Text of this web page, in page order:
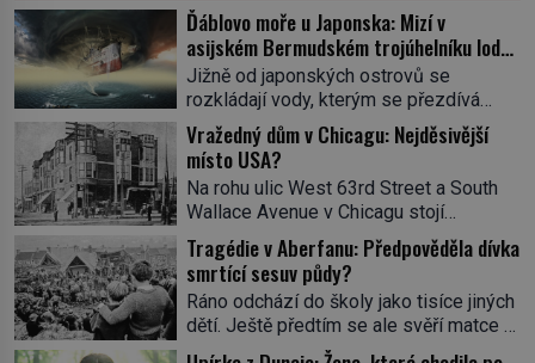
Ďáblovo moře u Japonska: Mizí v
asijském Bermudském trojúhelníku lodě
ve spárech neznámé síly?
Jižně od japonských ostrovů se
rozkládají vody, kterým se přezdívá
Ďáblovo moře. Vypráví se o lodích
mizejících beze stopy, podivných
světlech, zrádných proudech i mořských
dracích, kteří měli tyto končiny střežit už
v dávných legendách. Je tichomořský
Dračí trojúhelník skutečně prokletým
místem, nebo se zde jen nebezpečná
příroda proměnila v jednu z
nejpůsobivějších námořních záhad? […]
Vražedný dům v Chicagu: Nejděsivější
místo USA?
Na rohu ulic West 63rd Street a South
Wallace Avenue v Chicagu stojí
nenápadná pošta. Nemá žádný speciální
nápis ani pamětní desku. A přesto prý
místní zaměstnanci neradi chodí do
sklepa. Právě tady totiž sídlil sériový
vrah H. H. Holmes a také
nejpropracovanější past na lidi
Tragédie v Aberfanu: Předpověděla dívka
smrtící sesuv půdy?
Ráno odchází do školy jako tisíce jiných
dětí. Ještě předtím se ale svěří matce s
podivným snem. Ve škole, kterou dobře